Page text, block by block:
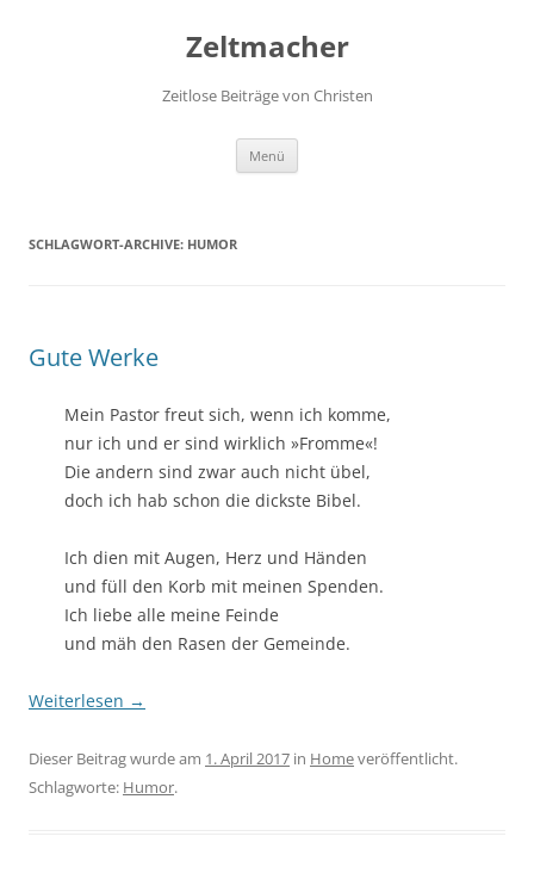
Zeltmacher
Zeitlose Beiträge von Christen
Menü
SCHLAGWORT-ARCHIVE: HUMOR
Gute Werke
Mein Pastor freut sich, wenn ich komme,
nur ich und er sind wirklich »Fromme«!
Die andern sind zwar auch nicht übel,
doch ich hab schon die dickste Bibel.
Ich dien mit Augen, Herz und Händen
und füll den Korb mit meinen Spenden.
Ich liebe alle meine Feinde
und mäh den Rasen der Gemeinde.
Weiterlesen →
Dieser Beitrag wurde am 1. April 2017 in Homeveröffentlicht.
Schlagworte: Humor.